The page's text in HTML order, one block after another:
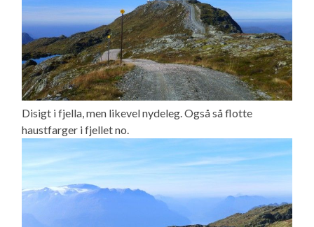
Disigt i fjella, men likevel nydeleg. Også så flotte
haustfarger i fjellet no.